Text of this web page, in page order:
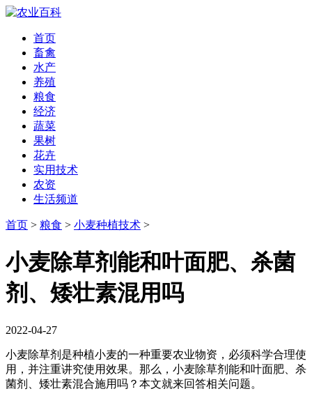
首页
畜禽
水产
养殖
粮食
经济
蔬菜
果树
花卉
实用技术
农资
生活频道
首页 > 粮食 > 小麦种植技术 >
小麦除草剂能和叶面肥、杀菌
剂、矮壮素混用吗
2022-04-27
小麦除草剂是种植小麦的一种重要农业物资，必须科学合理使
用，并注重讲究使用效果。那么，小麦除草剂能和叶面肥、杀
菌剂、矮壮素混合施用吗？本文就来回答相关问题。